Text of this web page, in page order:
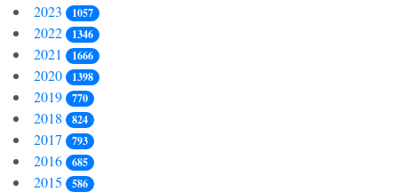
2023 1057
2022 1346
2021 1666
2020 1398
2019 770
2018 824
2017 793
2016 685
2015 586